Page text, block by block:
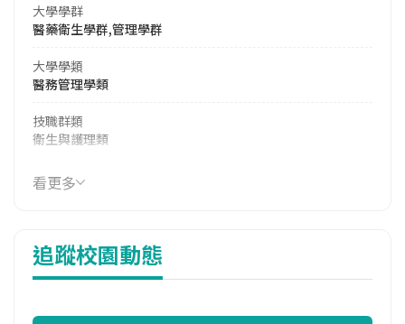
大學學群
醫藥衛生學群,管理學群
大學學類
醫務管理學類
技職群類
衛生與護理類
114年學費
39,331 元/學期
8,663 元/學期
114年註冊率
看更多
追蹤校園動態